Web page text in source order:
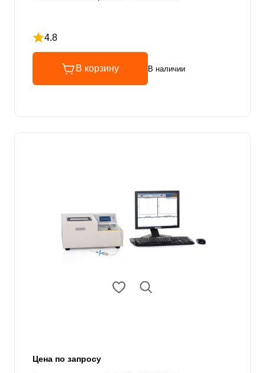
4.8
Рейтинг 4.8 из 5
В корзину В наличии
Цена по запросу